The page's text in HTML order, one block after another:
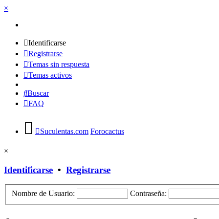
×
Identificarse
Registrarse
Temas sin respuesta
Temas activos
Buscar
FAQ
Suculentas.com Forocactus
×
Identificarse • Registrarse
Nombre de Usuario: Contraseña: